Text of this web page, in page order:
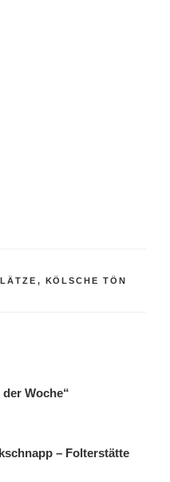
, KÖLSCHE TÖN
Woche“
– Folterstätte